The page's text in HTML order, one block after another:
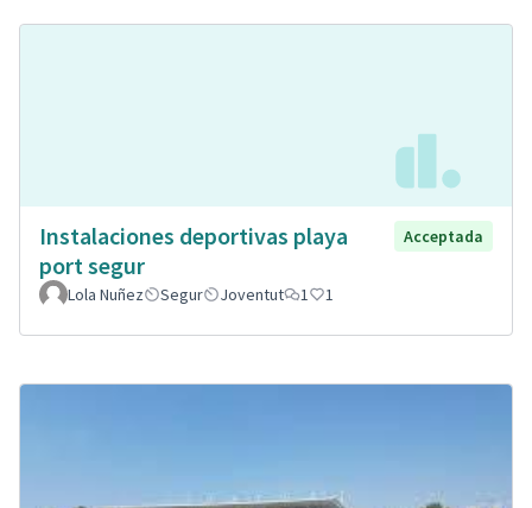
Instalaciones deportivas playa
port segur
Acceptada
Lola Nuñez Segur Joventut 1 1